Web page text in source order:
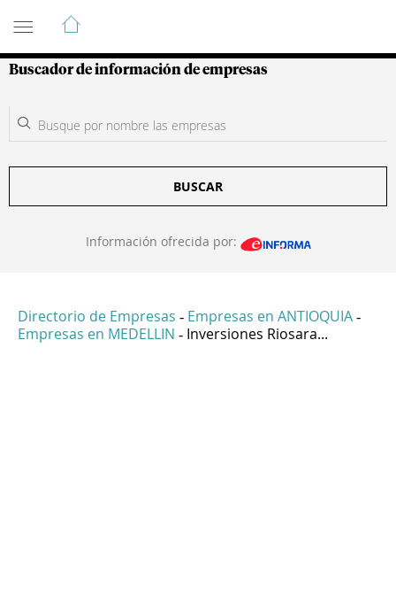
Guía de Empresas Colombianas
Buscador de información de empresas
BUSCAR
Información ofrecida por:
Directorio de Empresas - Empresas en ANTIOQUIA -
Empresas en MEDELLIN - Inversiones Riosara...